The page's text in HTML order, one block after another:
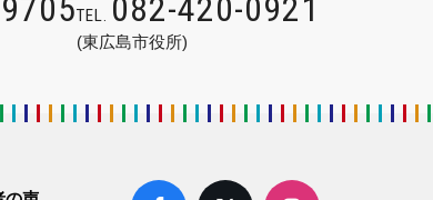
TEL. 082-420-0921
(東広島市役所)